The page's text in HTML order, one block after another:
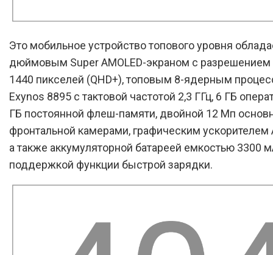
Это мобильное устройство топового уровня
дюймовым Super AMOLED-экраном с разрешением
1440 пикселей (QHD+), топовым 8-ядерным
Exynos 8895 с тактовой частотой 2,3 ГГц, 6 ГБ
ГБ постоянной флеш-памяти, двойной 12 Мп
фронтальной камерами, графическим ускорителем
а также аккумуляторной батареей емкостью 3300
поддержкой функции быстрой зарядки.